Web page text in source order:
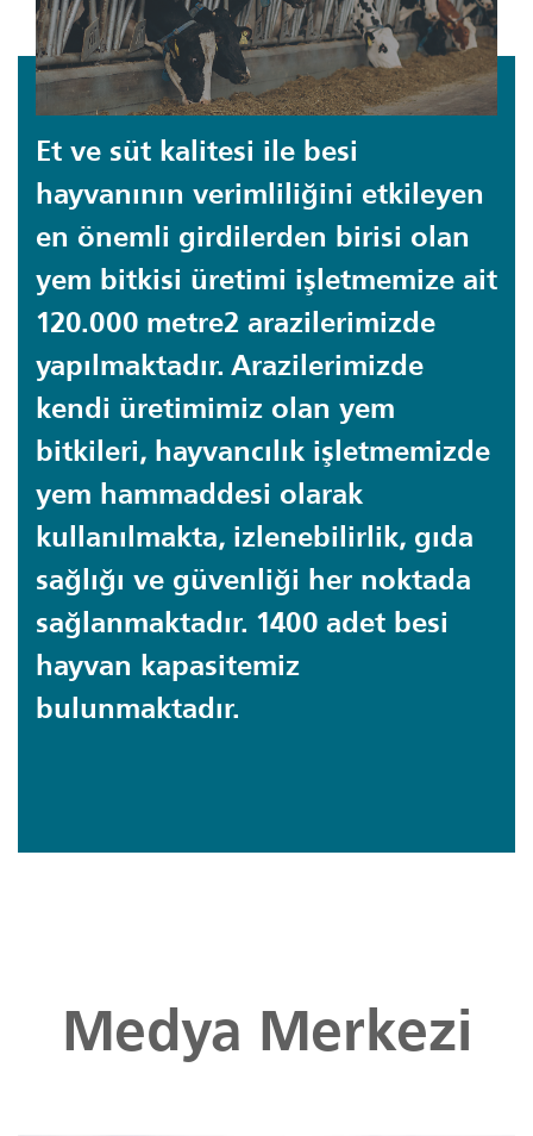
Et ve süt kalitesi ile besi
hayvanının verimliliğini etkileyen
en önemli girdilerden birisi olan
yem bitkisi üretimi işletmemize ait
120.000 metre2 arazilerimizde
yapılmaktadır. Arazilerimizde
kendi üretimimiz olan yem
bitkileri, hayvancılık işletmemizde
yem hammaddesi olarak
kullanılmakta, izlenebilirlik, gıda
sağlığı ve güvenliği her noktada
sağlanmaktadır. 1400 adet besi
hayvan kapasitemiz
bulunmaktadır.
Medya Merkezi